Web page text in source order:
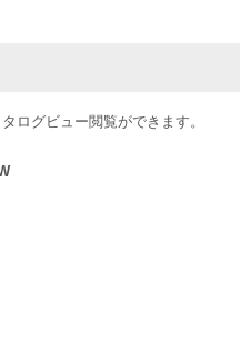
ログビュー閲覧ができます。